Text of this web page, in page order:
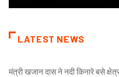
LATEST NEWS
मंत्री खजान दास ने नदी किनारे बसे